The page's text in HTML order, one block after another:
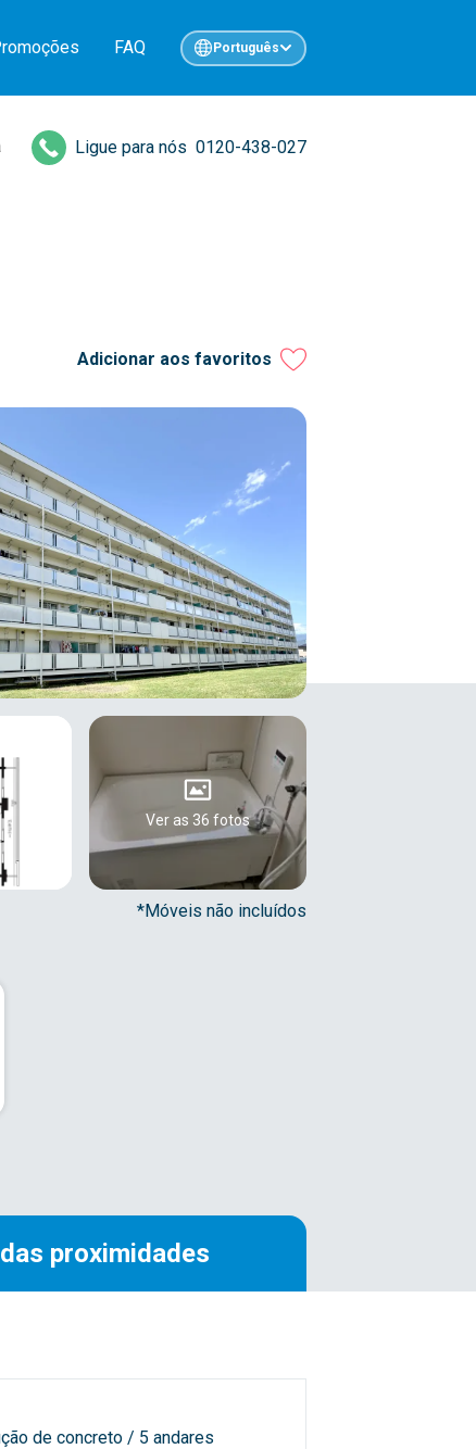
FAQ Português
Ligue para nós 0120-438-027
Adicionar aos favoritos
Ver as 36 fotos
*Móveis não incluídos
proximidades
de concreto / 5 andares